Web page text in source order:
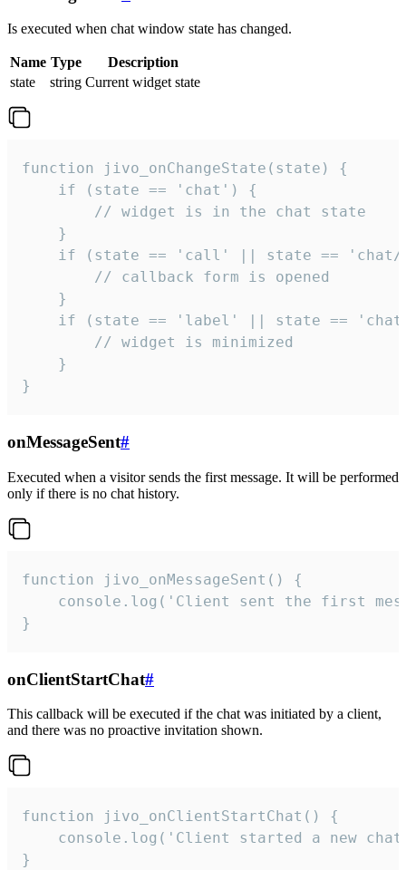
Is executed when chat window state has changed.
Name Type
Description
state
string Current widget state
function jivo_onChangeState(state) {
    if (state == 'chat') {
        // widget is in the chat state
    }
if (state == 'call' || state ==
        // callback form is opened
    }
if (state == 'label' || state ==
        // widget is minimized
    }
}
onMessageSent#
Executed when a visitor sends the first message. It will be performed
only if there is no chat history.
function jivo_onMessageSent() {
console.log('Client sent the first
}
onClientStartChat#
This callback will be executed if the chat was initiated by a client,
and there was no proactive invitation shown.
function jivo_onClientStartChat() {
console.log('Client started a new
}